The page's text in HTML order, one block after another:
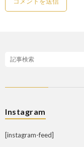
Instagram
[instagram-feed]